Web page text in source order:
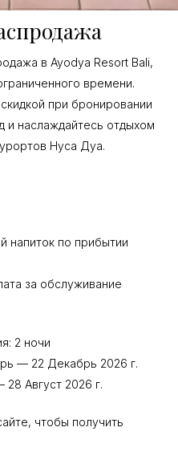
в Ayodya Resort Bali,
времени.
при бронировании
и наслаждайтесь отдыхом
Нуса Дуа.
напиток по прибытии
за обслуживание
2 ночи
— 22 Декабрь 2026 г.
Август 2026 г.
чтобы получить